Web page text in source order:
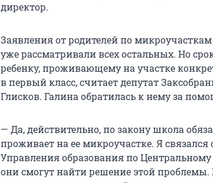
директор.
Заявления от родителей по
уже рассматривали всех остальных. Но
ребенку, проживающему на участке
в первый класс, считает депутат
Глисков. Галина обратилась к нему за
— Да, действительно, по закону школа
проживает на ее микроучастке. Я
Управления образования по
они смогут найти решение этой